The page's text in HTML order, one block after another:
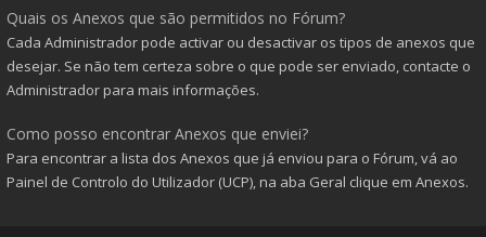
Quais os Anexos que são permitidos no Fórum?
Cada Administrador pode activar ou desactivar os tipos de anexos que
desejar. Se não tem certeza sobre o que pode ser enviado, contacte o
Administrador para mais informações.
Como posso encontrar Anexos que enviei?
Para encontrar a lista dos Anexos que já enviou para o Fórum, vá ao
Painel de Controlo do Utilizador (UCP), na aba Geral clique em Anexos.